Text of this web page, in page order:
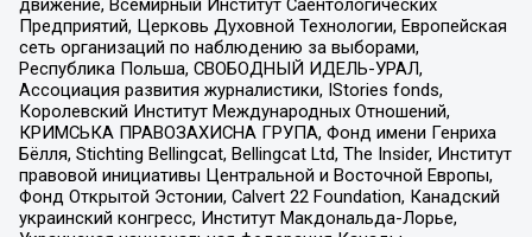
движение, Всемирный Институт Саентологических
Предприятий, Церковь Духовной Технологии, Европейская
сеть организаций по наблюдению за выборами,
Республика Польша, СВОБОДНЫЙ ИДЕЛЬ-УРАЛ,
Ассоциация развития журналистики, IStories fonds,
Королевский Институт Международных Отношений,
КРИМСЬКА ПРАВОЗАХИСНА ГРУПА, Фонд имени Генриха
Бёлля, Stichting Bellingcat, Bellingcat Ltd, The Insider, Институт
правовой инициативы Центральной и Восточной Европы,
Фонд Открытой Эстонии, Calvert 22 Foundation, Канадский
украинский конгресс, Институт Макдональда-Лорье,